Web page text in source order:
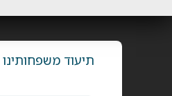
תיעוד משפחותינו